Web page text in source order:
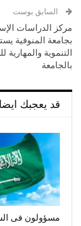
السابق بوست
مركز الدراسات
بجامعة المنوفية
التنموية والمهارية
بالجامعة
قد يعجبك ايضا
مسؤولون فى